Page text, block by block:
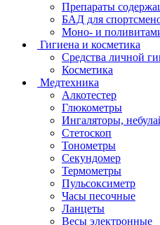
Препараты
БАД для
Моно- и
Гигиена и косметика
Средства личной
Косметика
Медтехника
Алкотестер
Глюкометры
Ингаляторы,
Стетоскоп
Тонометры
Секундомер
Термометры
Пульсоксиметр
Часы песочные
Ланцеты
Весы электронные